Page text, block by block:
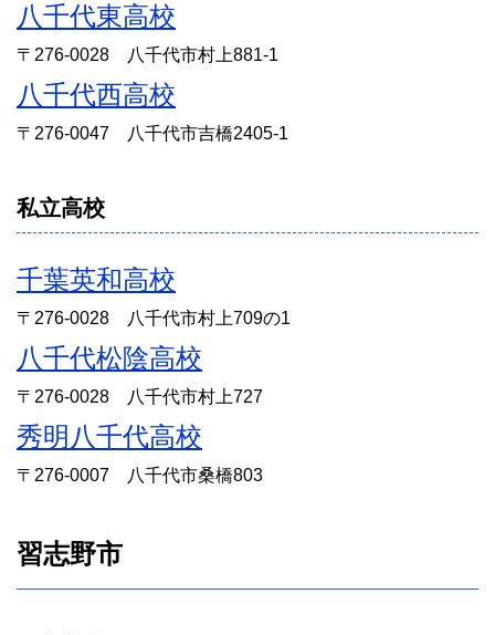
八千代東高校
〒276-0028 八千代市村上881-1
八千代西高校
〒276-0047 八千代市吉橋2405-1
私立高校
千葉英和高校
〒276-0028 八千代市村上709の1
八千代松陰高校
〒276-0028 八千代市村上727
秀明八千代高校
〒276-0007 八千代市桑橋803
習志野市